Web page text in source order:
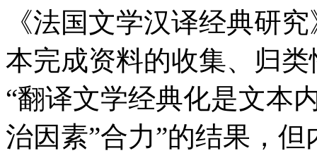
《法国文学汉译经典研
本完成资料的收集、归
“翻译文学经典化是文本
治因素”合力”的结果，